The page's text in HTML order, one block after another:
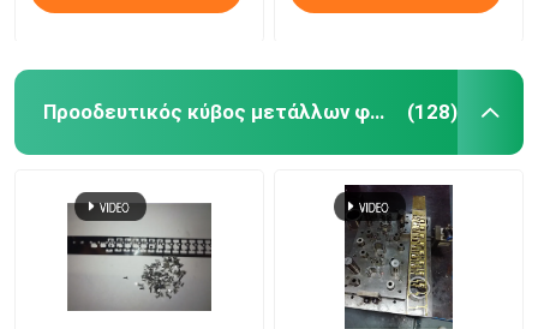
Προοδευτικός κύβος μετάλλων φύλλων (128)